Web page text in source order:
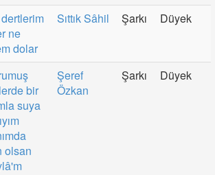
ne
dolar
Sıttık Sâhil Şarkı Düyek
bir
suya
olsan
Şeref
Özkan
Şarkı Düyek